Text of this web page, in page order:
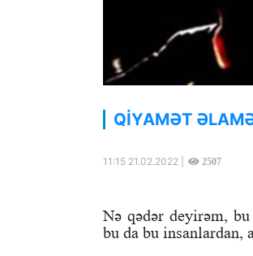
QİYAMƏT
11:15 21.02.2022 | 2507
Nə qədər deyirəm,
bu da bu insanlardan,